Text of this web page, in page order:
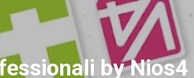
principali
by Nios4